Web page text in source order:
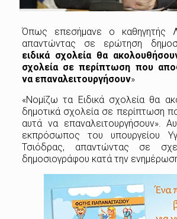
Όπως επεσήμανε ο καθηγητής
απαντώντας σε ερώτηση
ειδικά σχολεία θα
σχολεία σε περίπτωση που
να επαναλειτουργήσουν»
«Νομίζω τα Ειδικά σχολεία θα
δημοτικά σχολεία σε περίπτωση
αυτά να επαναλειτουργήσουν».
εκπρόσωπος του υπουργείου
Τσιόδρας, απαντώντας σε
δημοσιογράφου κατά την